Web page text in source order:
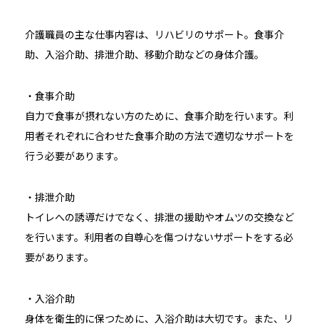
介護職員の主な仕事内容は、リハビリのサポート。食事介
助、入浴介助、排泄介助、移動介助などの身体介護。
・食事介助
自力で食事が摂れない方のために、食事介助を行います。利
用者それぞれに合わせた食事介助の方法で適切なサポートを
行う必要があります。
・排泄介助
トイレへの誘導だけでなく、排泄の援助やオムツの交換など
を行います。利用者の自尊心を傷つけないサポートをする必
要があります。
・入浴介助
身体を衛生的に保つために、入浴介助は大切です。また、リ